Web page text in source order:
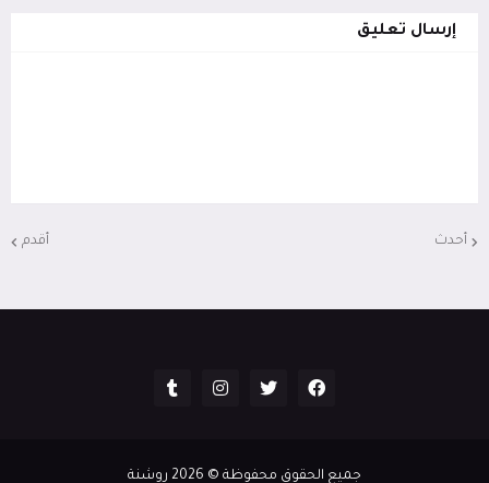
إرسال تعليق
أحدث أقدم
جميع الحقوق محفوظة © 2026 روشنة